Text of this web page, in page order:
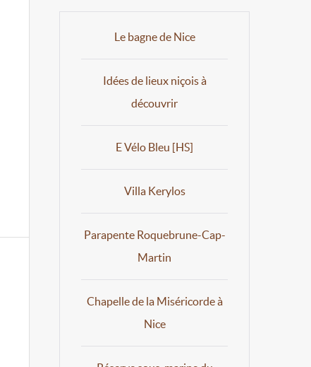
Le bagne de Nice
Idées de lieux niçois à
découvrir
E Vélo Bleu [HS]
Villa Kerylos
Parapente Roquebrune-Cap-
Martin
Chapelle de la Miséricorde à
Nice